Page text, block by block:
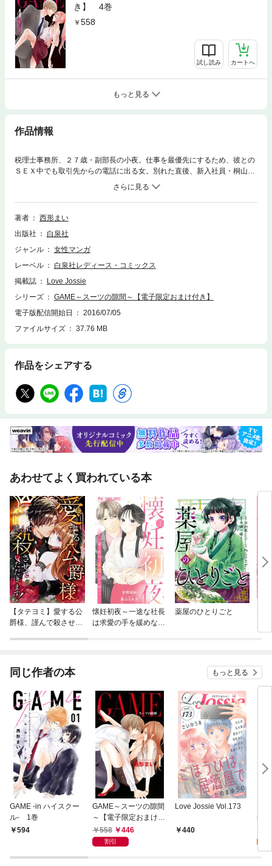
き】 4巻
558
試し読み カートへ
もっと見る
作品情報
税理士事務所、２７歳・副部長の小夜。仕事を最優先にするため、彼との
ＳＥＸ中でも取引先からの電話に出る女。別れた直後、新入社員・桐山の
ふとした優しさに触れ、「お互い本当に好きな相手が出来るまで」とい
う、期間限定・カラダから始まる「ＧＡＭＥ」の恋愛をする事になる…。
(このコミックスにはLove Jossie Vol.2～5に掲載されたstory01～04を加筆
修正して収録しています。)
著者
西形まい
出版社
白泉社
ジャンル
女性マンガ
レーベル
白泉社レディース・コミックス
掲載誌
Love Jossie
シリーズ
GAME～スーツの隙間～【電子限定おまけ付き】
電子版配信開始日
2016/07/05
ファイルサイズ
37.76 MB
作品をシェアする
あわせてよく買われている本
【タテヨミ】愛する公
爵様、謹んで殺させて
懐妊初夜～一途な社長
は求愛の手を緩めない
薬屋のひとりごと
同じ作者の本 もっと見る
GAME -in ハイスクー
ル- 1巻
594
GAME～スーツの隙間
～【電子限定おまけ付
き】 1巻
558 446
割引
Love Jossie Vol.173
440
n